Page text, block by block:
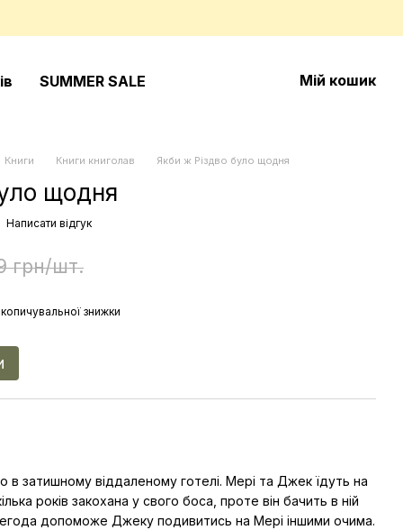
SUMMER SALE Мій кошик
Книги Книги книголав Якби ж Різдво було щодня
щодня
Написати відгук
грн/шт.
знижки
затишному віддаленому готелі. Мері та Джек їдуть на
років закохана у свого боса, проте він бачить в ній
допоможе Джеку подивитись на Мері іншими очима.